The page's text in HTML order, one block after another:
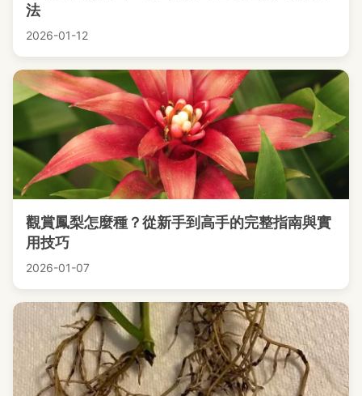
法
2026-01-12
觀賞鳳梨怎麼種？從新手到高手的完整指南與實
用技巧
2026-01-07